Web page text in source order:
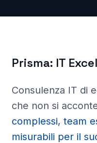
Prisma: IT
Consulenza IT di
che non si
complessi, team
misurabili per il